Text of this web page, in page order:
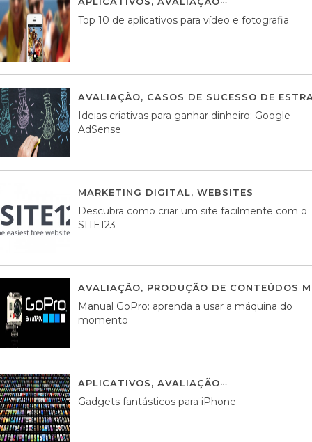
Top 10 de aplicativos para vídeo e fotografia
AVALIAÇÃO, CASOS DE SUCESSO DE
Ideias criativas para ganhar dinheiro: Google
AdSense
MARKETING DIGITAL, WEBSITES
Descubra como criar um site facilmente com o
SITE123
AVALIAÇÃO, PRODUÇÃO DE CONTEÚDOS
Manual GoPro: aprenda a usar a máquina do
momento
APLICATIVOS, AVALIAÇÃO
Gadgets fantásticos para iPhone